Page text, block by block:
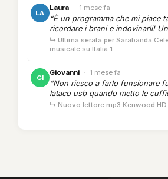
LA
Laura · 1 mese fa
“È un programma che mi piace
ricordare i brani e indovinarli!
↳ Ultima serata per Sarabanda
musicale su Italia 1
GI
Giovanni · 1 mese fa
“Non riesco a farlo funsionare
lataco usb quando metto le
↳ Nuovo lettore mp3 Kenwood